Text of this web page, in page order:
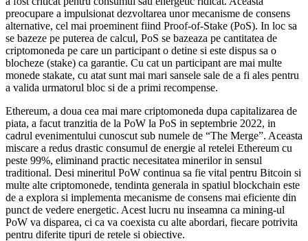
preocupare a impulsionat dezvoltarea unor mecanisme de consens
alternative, cel mai proeminent fiind Proof-of-Stake (PoS). In loc sa
se bazeze pe puterea de calcul, PoS se bazeaza pe cantitatea de
criptomoneda pe care un participant o detine si este dispus sa o
blocheze (stake) ca garantie. Cu cat un participant are mai multe
monede stakate, cu atat sunt mai mari sansele sale de a fi ales pentru
a valida urmatorul bloc si de a primi recompense.
Ethereum, a doua cea mai mare criptomoneda dupa capitalizarea de
piata, a facut tranzitia de la PoW la PoS in septembrie 2022, in
cadrul evenimentului cunoscut sub numele de “The Merge”. Aceasta
miscare a redus drastic consumul de energie al retelei Ethereum cu
peste 99%, eliminand practic necesitatea minerilor in sensul
traditional. Desi mineritul PoW continua sa fie vital pentru Bitcoin si
multe alte criptomonede, tendinta generala in spatiul blockchain este
de a explora si implementa mecanisme de consens mai eficiente din
punct de vedere energetic. Acest lucru nu inseamna ca mining-ul
PoW va disparea, ci ca va coexista cu alte abordari, fiecare potrivita
pentru diferite tipuri de retele si obiective.